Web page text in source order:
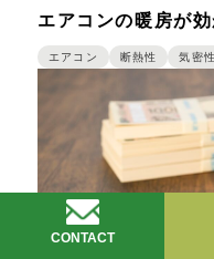
エアコンの暖房が
けても部屋が寒い原
エアコン 断熱性 気密性
CONTACT